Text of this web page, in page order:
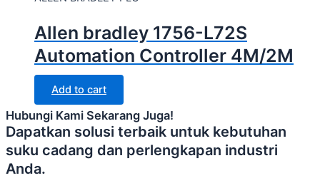
Allen bradley 1756-L72S
Automation Controller 4M/2M
Add to cart
Hubungi Kami Sekarang Juga!
Dapatkan solusi terbaik untuk kebutuhan
suku cadang dan perlengkapan industri
Anda.